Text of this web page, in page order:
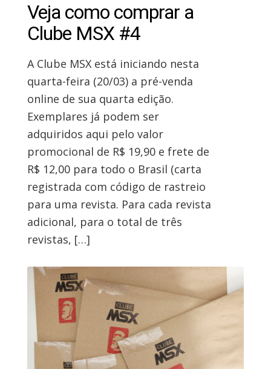
Veja como comprar a
Clube MSX #4
A Clube MSX está iniciando nesta
quarta-feira (20/03) a pré-venda
online de sua quarta edição.
Exemplares já podem ser
adquiridos aqui pelo valor
promocional de R$ 19,90 e frete de
R$ 12,00 para todo o Brasil (carta
registrada com código de rastreio
para uma revista. Para cada revista
adicional, para o total de três
revistas, […]